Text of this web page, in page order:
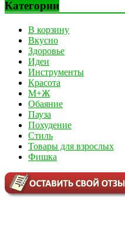
Категории
В корзину
Вкусно
Здоровье
Идеи
Инструменты
Красота
М+Ж
Обаяние
Пауза
Похудение
Стиль
Товары для взрослых
Фишка